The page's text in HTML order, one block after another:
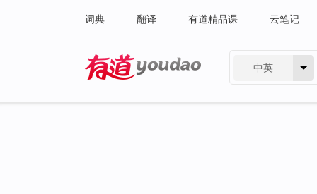
词典 翻译 有道精品课 云笔记
中英